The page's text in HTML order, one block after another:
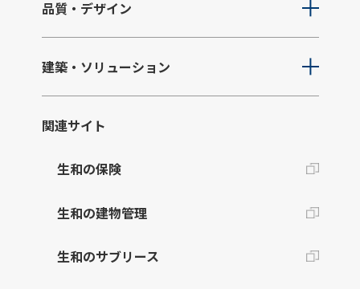
品質・デザイン
建築・ソリューション
関連サイト
生和の保険
生和の建物管理
生和のサブリース